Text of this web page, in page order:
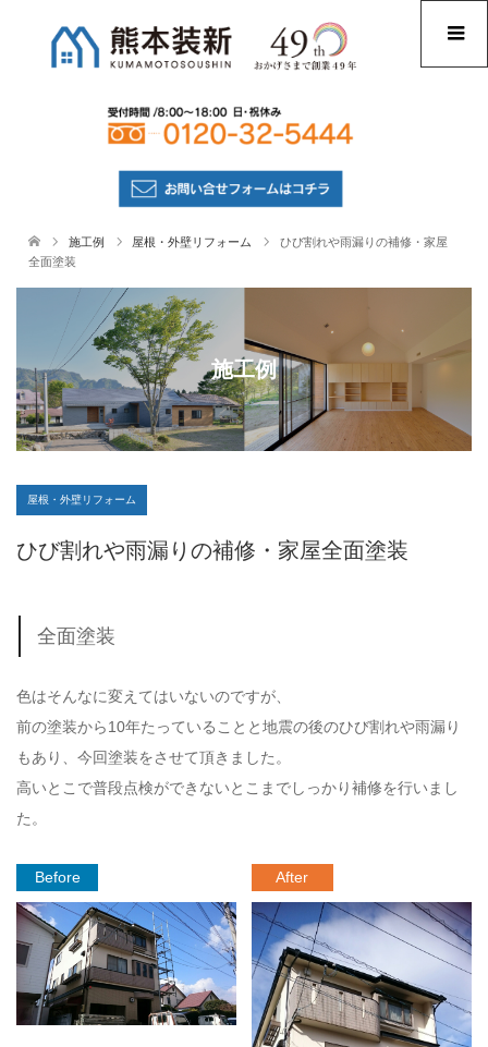
施工例 屋根・外壁リフォーム
ひび割れや雨漏りの補修・家屋
全面塗装
施工例
屋根・外壁リフォーム
ひび割れや雨漏りの補修・家屋全面塗装
全面塗装
色はそんなに変えてはいないのですが、
前の塗装から10年たっていることと地震の後のひび割れや雨漏り
もあり、今回塗装をさせて頂きました。
高いとこで普段点検ができないとこまでしっかり補修を行いまし
た。
Before After